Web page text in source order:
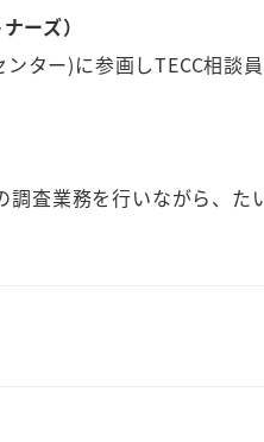
ーズ）
ター)に参画しTECC相談
査業務を行いながら、